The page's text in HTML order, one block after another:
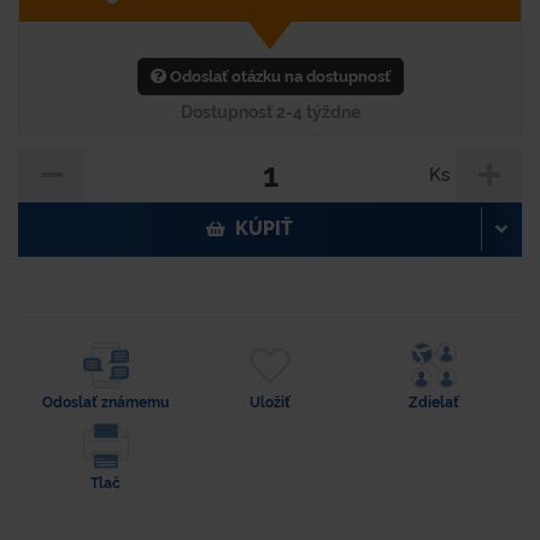
Odoslať otázku na dostupnosť
Dostupnosť 2-4 týždne
Ks
KÚPIŤ
Odoslať známemu Uložiť Zdielať
Tlač